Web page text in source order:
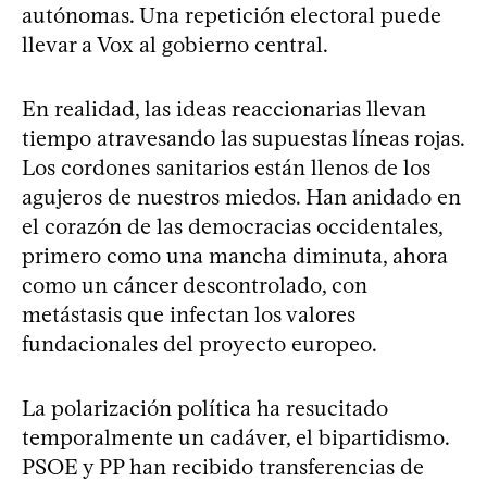
autónomas. Una repetición electoral puede
llevar a Vox al gobierno central.
En realidad, las ideas reaccionarias llevan
tiempo atravesando las supuestas líneas rojas.
Los cordones sanitarios están llenos de los
agujeros de nuestros miedos. Han anidado en
el corazón de las democracias occidentales,
primero como una mancha diminuta, ahora
como un cáncer descontrolado, con
metástasis que infectan los valores
fundacionales del proyecto europeo.
La polarización política ha resucitado
temporalmente un cadáver, el bipartidismo.
PSOE y PP han recibido transferencias de